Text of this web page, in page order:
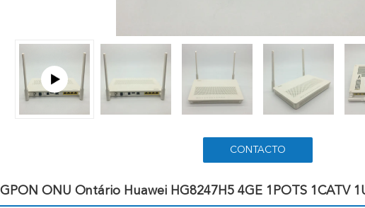
CONTACTO
ONU Ontário Huawei HG8247H5 4GE 1POTS 1CATV